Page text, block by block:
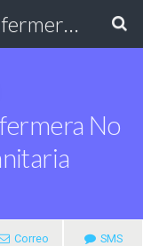
Excmo. Colegio de Enfermería de Cádiz
No
Correo
SMS